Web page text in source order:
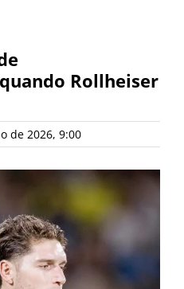
Rollheiser
de 2026, 9:00